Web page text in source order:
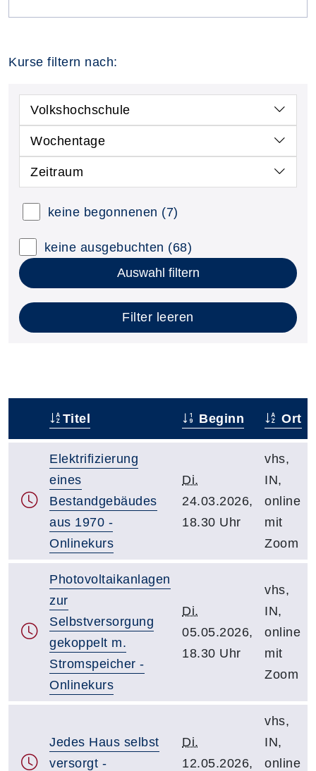
Kurse filtern nach:
Volkshochschule
Wochentage
Zeitraum
keine begonnenen (7)
keine ausgebuchten (68)
Auswahl filtern
Filter leeren
Titel Beginn Ort
Elektrifizierung
eines
Bestandgebäudes
aus 1970 -
Onlinekurs
Di.
24.03.2026,
18.30 Uhr
vhs,
IN,
online
mit
Zoom
Photovoltaikanlagen
zur
Selbstversorgung
gekoppelt m.
Stromspeicher -
Onlinekurs
Di.
05.05.2026,
18.30 Uhr
vhs,
IN,
online
mit
Zoom
Jedes Haus selbst
versorgt -
Di.
12.05.2026,
vhs,
IN,
online